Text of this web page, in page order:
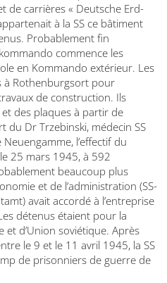
de carrières « Deutsche Erd-
à la SS ce bâtiment
Probablement fin
commence les
en Kommando extérieur. Les
à Rothenburgsort pour
de construction. Ils
des plaques à partir de
du Dr Trzebinski, médecin SS
l’effectif du
25 mars 1945, à 592
beaucoup plus
et de l’administration (SS-
avait accordé à l’entreprise
détenus étaient pour la
d’Union soviétique. Après
le 9 et le 11 avril 1945, la SS
de prisonniers de guerre de